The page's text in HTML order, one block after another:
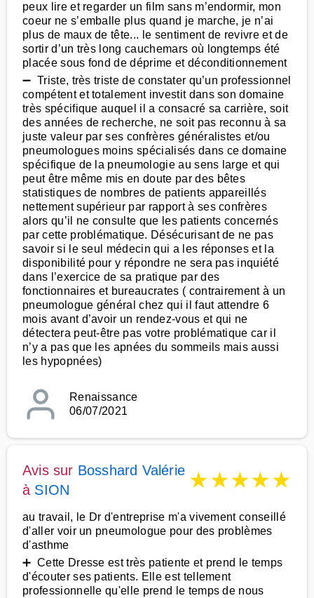
peux lire et regarder un film sans m’endormir, mon
coeur ne s’emballe plus quand je marche, je n’ai
plus de maux de tête... le sentiment de revivre et de
sortir d’un très long cauchemars où longtemps été
placée sous fond de déprime et déconditionnement
➖ Triste, très triste de constater qu’un professionnel
compétent et totalement investit dans son domaine
très spécifique auquel il a consacré sa carrière, soit
des années de recherche, ne soit pas reconnu à sa
juste valeur par ses confrères généralistes et/ou
pneumologues moins spécialisés dans ce domaine
spécifique de la pneumologie au sens large et qui
peut être même mis en doute par des bêtes
statistiques de nombres de patients appareillés
nettement supérieur par rapport à ses confrères
alors qu’il ne consulte que les patients concernés
par cette problématique. Désécurisant de ne pas
savoir si le seul médecin qui a les réponses et la
disponibilité pour y répondre ne sera pas inquiété
dans l’exercice de sa pratique par des
fonctionnaires et bureaucrates ( contrairement à un
pneumologue général chez qui il faut attendre 6
mois avant d’avoir un rendez-vous et qui ne
détectera peut-être pas votre problématique car il
n’y a pas que les apnées du sommeils mais aussi
les hypopnées)
Renaissance
06/07/2021
Avis sur Bosshard Valérie
à SION ★★★★★
au travail, le Dr d'entreprise m'a vivement conseillé
d'aller voir un pneumologue pour des problèmes
d'asthme
➕ Cette Dresse est très patiente et prend le temps
d'écouter ses patients. Elle est tellement
professionnelle qu'elle prend le temps de nous